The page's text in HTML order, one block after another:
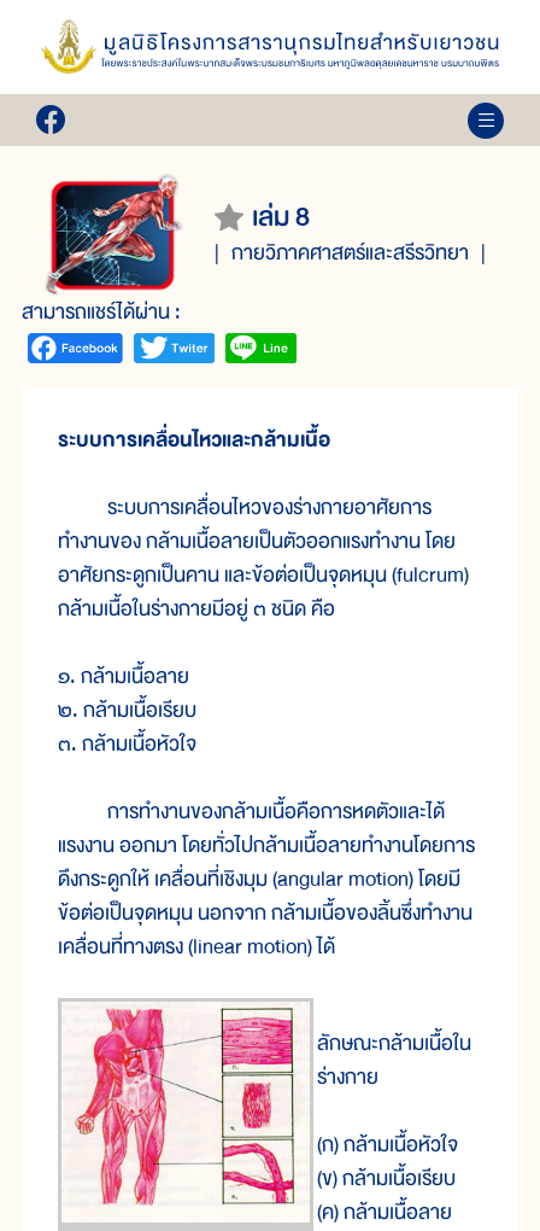
เล่ม 8
กายวิภาคศาสตร์และสรีรวิทยา
สามารถแชร์ได้ผ่าน :
ระบบการเคลื่อนไหวและกล้ามเนื้อ
ระบบการเคลื่อนไหวของร่างกายอาศัยการ
ทำงานของ กล้ามเนื้อลายเป็นตัวออกแรงทำงาน โดย
อาศัยกระดูกเป็นคาน และข้อต่อเป็นจุดหมุน (fulcrum)
กล้ามเนื้อในร่างกายมีอยู่ ๓ ชนิด คือ
๑. กล้ามเนื้อลาย
๒. กล้ามเนื้อเรียบ
๓. กล้ามเนื้อหัวใจ
การทำงานของกล้ามเนื้อคือการหดตัวและได้
แรงงาน ออกมา โดยทั่วไปกล้ามเนื้อลายทำงานโดยการ
ดึงกระดูกให้ เคลื่อนที่เชิงมุม (angular motion) โดยมี
ข้อต่อเป็นจุดหมุน นอกจาก กล้ามเนื้อของลิ้นซึ่งทำงาน
เคลื่อนที่ทางตรง (linear motion) ได้
ลักษณะกล้ามเนื้อใน
ร่างกาย
(ก) กล้ามเนื้อหัวใจ
(ข) กล้ามเนื้อเรียบ
(ค) กล้ามเนื้อลาย